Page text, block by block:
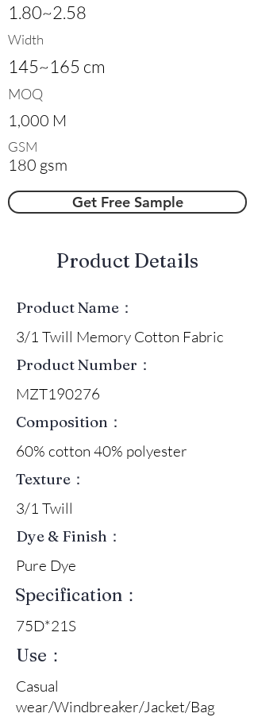
1.80~2.58
Width
145~165 cm
MOQ
1,000 M
GSM
180 gsm
Get Free Sample
​Product Details
Product Name：
3/1 Twill Memory Cotton Fabric
Product Number：
MZT190276
Composition：
60% cotton 40% polyester
Texture：
3/1 Twill
Dye & Finish：
Pure Dye
Specification：
75D*21S
Use：
Casual
wear/Windbreaker/Jacket/Bag